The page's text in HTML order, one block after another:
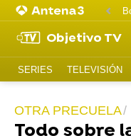
Objetivo TV
SERIES TELEVISIÓN
OTRA PRECUELA
Todo sobre